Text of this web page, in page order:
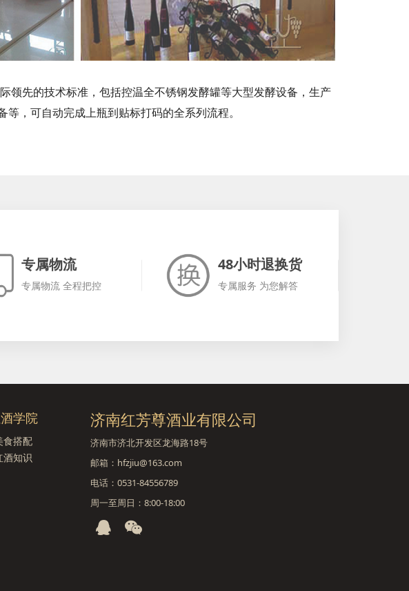
先的技术标准，包括控温全不锈钢发酵罐等大型发酵设备，生产
，可自动完成上瓶到贴标打码的全系列流程。
专属物流
专属物流 全程把控
48小时退换货
专属服务 为您解答
学院
食搭配
酒知识
济南红芳尊酒业有限公司
济南市济北开发区龙海路18号
邮箱：hfzjiu@163.com
电话：0531-84556789
周一至周日：8:00-18:00